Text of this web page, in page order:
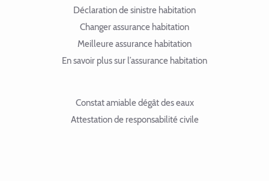
Déclaration de sinistre habitation
Changer assurance habitation
Meilleure assurance habitation
En savoir plus sur l’assurance habitation
Constat amiable dégât des eaux
Attestation de responsabilité civile